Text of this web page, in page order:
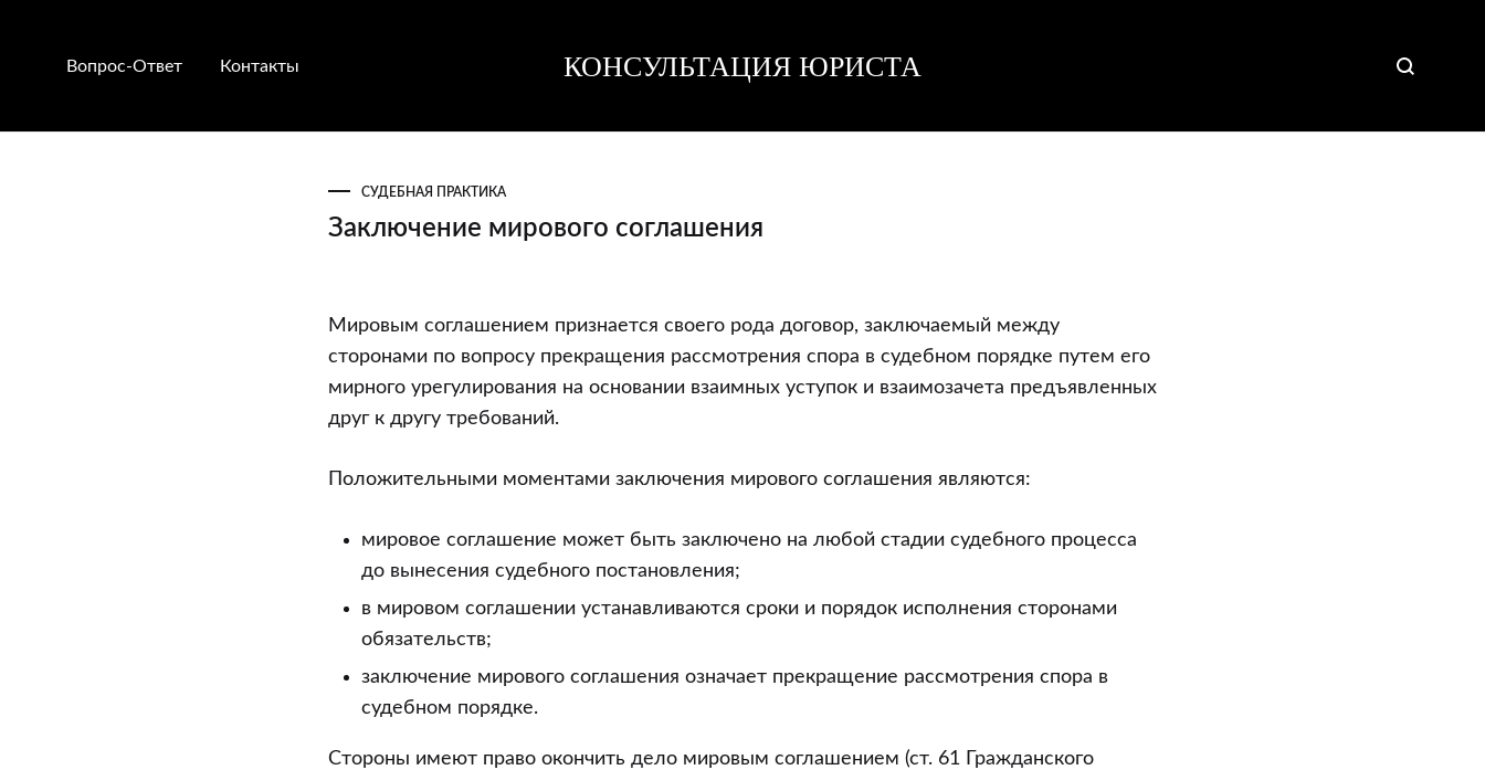
Вопрос-Ответ Контакты КОНСУЛЬТАЦИЯ ЮРИСТА
юриста
юриста
СУДЕБНАЯ ПРАКТИКА
Заключение мирового соглашения
Заключение
мирового
соглашения
Мировым соглашением признается своего рода договор, заключаемый между
сторонами по вопросу прекращения рассмотрения спора в судебном порядке путем его
мирного урегулирования на основании взаимных уступок и взаимозачета предъявленных
друг к другу требований.
Положительными моментами заключения мирового соглашения являются:
мировое соглашение может быть заключено на любой стадии судебного процесса
до вынесения судебного постановления;
в мировом соглашении устанавливаются сроки и порядок исполнения сторонами
обязательств;
заключение мирового соглашения означает прекращение рассмотрения спора в
судебном порядке.
Стороны имеют право окончить дело мировым соглашением (ст. 61 Гражданского